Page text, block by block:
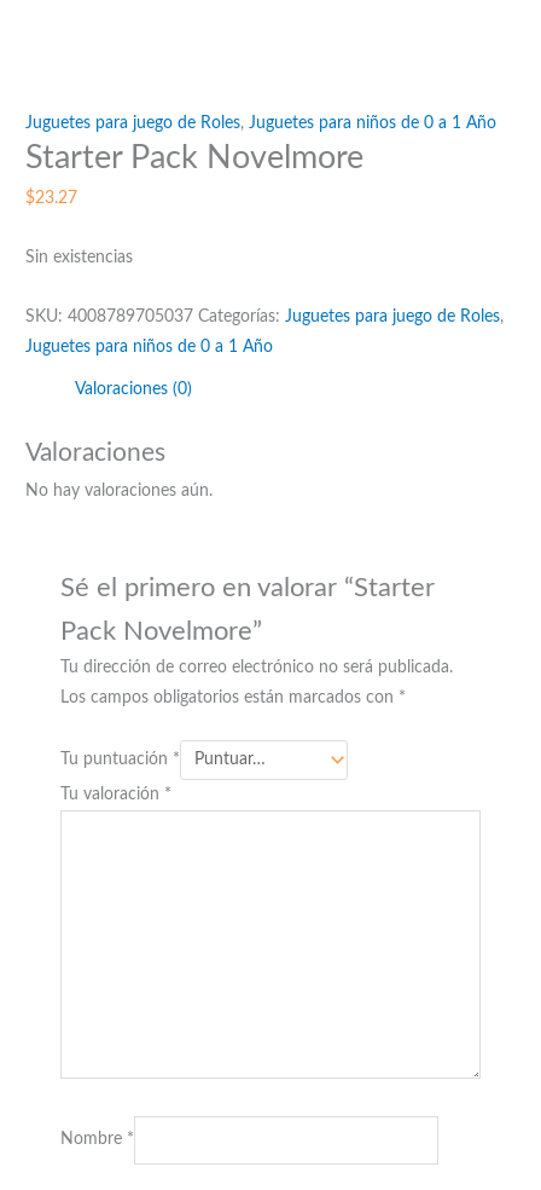
Juguetes para juego de Roles,Juguetes para niños de 0 a 1 Año
Starter Pack Novelmore
$23.27
Sin existencias
SKU:4008789705037 Categorías:Juguetes para juego de Roles,
Juguetes para niños de 0 a 1 Año
Valoraciones (0)
Valoraciones
No hay valoraciones aún.
Sé el primero en valorar “Starter
Pack Novelmore”
Tu dirección de correo electrónico no será publicada.
Los campos obligatorios están marcados con *
Tu puntuación *
Tu valoración *
Nombre *